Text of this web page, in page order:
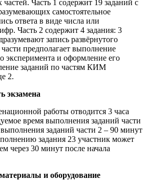
частей. Часть 1 содержит 19 заданий с
самостоятельное
ответа в виде числа или
Часть 2 содержит 4 задания: 3
запись развёрнутого
части предполагает выполнение
эксперимента и оформление его
заданий по частям КИМ
2.
экзамена
работы отводится 3 часа
время выполнения заданий части
заданий части 2 – 90 минут
задания 23 участник может
через 30 минут после начала
и оборудование